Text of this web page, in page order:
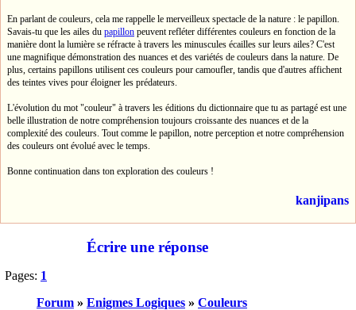
En parlant de couleurs, cela me rappelle le merveilleux spectacle de la nature : le papillon.
Savais-tu que les ailes du papillon peuvent refléter différentes couleurs en fonction de la
manière dont la lumière se réfracte à travers les minuscules écailles sur leurs ailes? C'est
une magnifique démonstration des nuances et des variétés de couleurs dans la nature. De
plus, certains papillons utilisent ces couleurs pour camoufler, tandis que d'autres affichent
des teintes vives pour éloigner les prédateurs.
L'évolution du mot "couleur" à travers les éditions du dictionnaire que tu as partagé est une
belle illustration de notre compréhension toujours croissante des nuances et de la
complexité des couleurs. Tout comme le papillon, notre perception et notre compréhension
des couleurs ont évolué avec le temps.
Bonne continuation dans ton exploration des couleurs !
kanjipans
Écrire une réponse
Pages: 1
Forum » Enigmes Logiques » Couleurs